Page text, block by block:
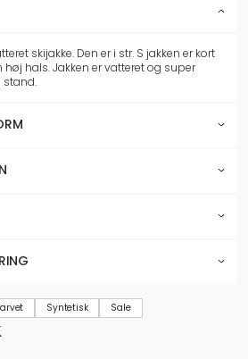
skijakke. Den er i str. S jakken er kort
hals. Jakken er vatteret og super
stand.
Syntetisk Sale